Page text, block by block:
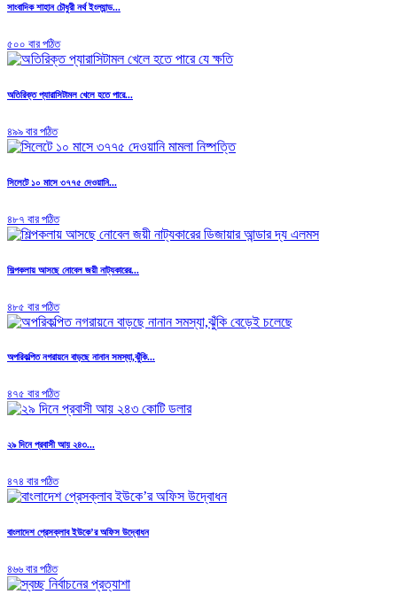
সাংবাদিক শাহান চৌধুরী নর্থ ইংল্যান্ড...
৫০০ বার পঠিত
অতিরিক্ত প্যারাসিটামল খেলে হতে পারে...
৪৯৯ বার পঠিত
সিলেটে ১০ মাসে ৩৭৭৫ দেওয়ানি...
৪৮৭ বার পঠিত
শিল্পকলায় আসছে নোবেল জয়ী নাট্যকারের...
৪৮৫ বার পঠিত
অপরিকল্পিত নগরায়নে বাড়ছে নানান সমস্যা,ঝুঁকি...
৪৭৫ বার পঠিত
২৯ দিনে প্রবাসী আয় ২৪৩...
৪৭৪ বার পঠিত
বাংলাদেশ প্রেসক্লাব ইউকে’র অফিস উদ্বোধন
৪৬৬ বার পঠিত